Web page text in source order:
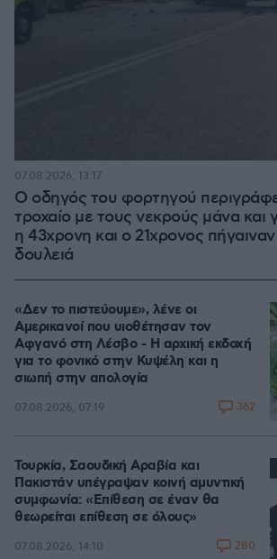
Ο οδηγός του φορτηγού
τροχαίο με τους νεκρούς μάνα και
η 43χρονη και ο 21χρονος πήγαιναν
δουλειά
07.08.2026, 13:17
«Δεν το πιστεύουμε», λένε οι
Αμερικανοί που υιοθέτησαν τον
Αφγανό στη Λέσβο - Η αρχική εκδοχή
για το φονικό στην Κυψέλη και η
σιωπή στην απολογία
07.08.2026, 07:19 362
Τουρκία, Σαουδική Αραβία και
Πακιστάν υπέγραψαν κοινή αμυντική
συμφωνία: «Επίθεση σε έναν θα
θεωρείται επίθεση σε όλους»
07.08.2026, 14:10 280